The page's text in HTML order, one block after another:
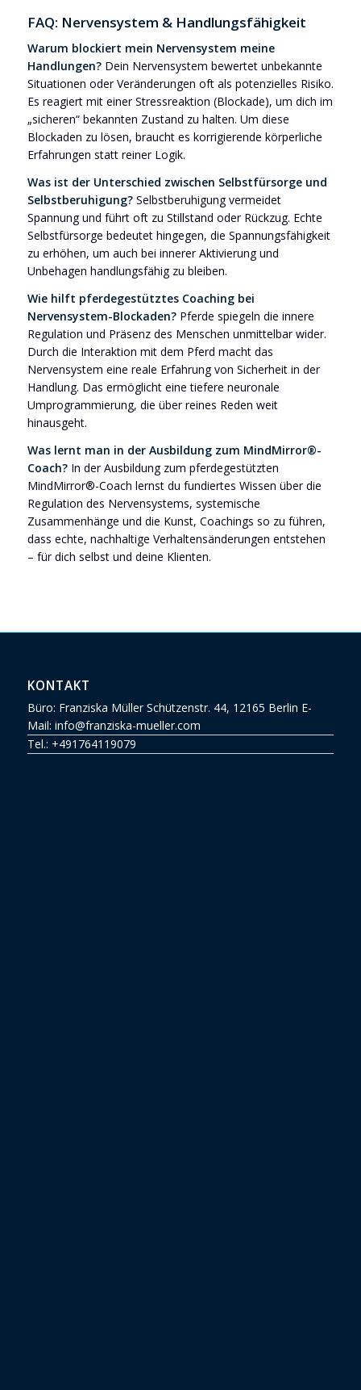
FAQ: Nervensystem & Handlungsfähigkeit
Warum blockiert mein Nervensystem meine
Handlungen?Dein Nervensystem bewertet unbekannte
Situationen oder Veränderungen oft als potenzielles Risiko.
Es reagiert mit einer Stressreaktion (Blockade), um dich im
„sicheren“ bekannten Zustand zu halten. Um diese
Blockaden zu lösen, braucht es korrigierende körperliche
Erfahrungen statt reiner Logik.
Was ist der Unterschied zwischen Selbstfürsorge und
Selbstberuhigung?Selbstberuhigung vermeidet
Spannung und führt oft zu Stillstand oder Rückzug. Echte
Selbstfürsorge bedeutet hingegen, die Spannungsfähigkeit
zu erhöhen, um auch bei innerer Aktivierung und
Unbehagen handlungsfähig zu bleiben.
Wie hilft pferdegestütztes Coaching bei
Nervensystem-Blockaden?Pferde spiegeln die innere
Regulation und Präsenz des Menschen unmittelbar wider.
Durch die Interaktion mit dem Pferd macht das
Nervensystem eine reale Erfahrung von Sicherheit in der
Handlung. Das ermöglicht eine tiefere neuronale
Umprogrammierung, die über reines Reden weit
hinausgeht.
Was lernt man in der Ausbildung zum MindMirror®-
Coach?In der Ausbildung zum pferdegestützten
MindMirror®-Coach lernst du fundiertes Wissen über die
Regulation des Nervensystems, systemische
Zusammenhänge und die Kunst, Coachings so zu führen,
dass echte, nachhaltige Verhaltensänderungen entstehen
– für dich selbst und deine Klienten.
KONTAKT
Büro: Franziska Müller Schützenstr. 44, 12165 Berlin E-
Mail: info@franziska-mueller.com
Tel.: +491764119079